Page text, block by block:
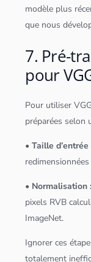
modèle plus
que nous
7. Pré-
pour
Pour utiliser
préparées selon
• Taille d’entrée
• Normalisation :
pixels RVB
ImageNet.
Ignorer ces
totalement